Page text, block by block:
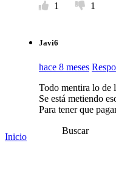
1
1
Javi6
hace 8 meses
Todo mentira lo de
Se está metiendo
Para tener que
Háganse cargo
Inicio
Buscar